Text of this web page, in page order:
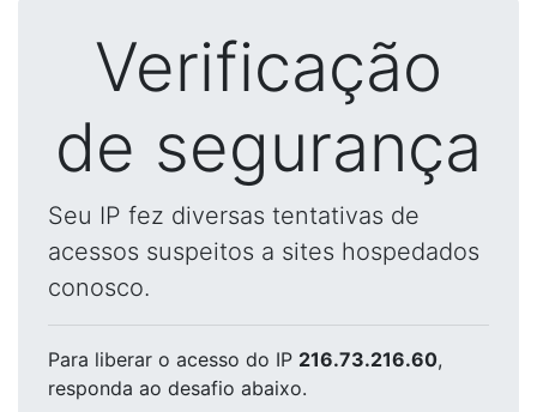
Verificação
de segurança
Seu IP fez diversas tentativas de
acessos suspeitos a sites hospedados
conosco.
Para liberar o acesso do IP 216.73.216.60,
responda ao desafio abaixo.